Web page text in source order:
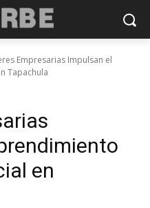
Empresarias Impulsan el
Tapachula
en